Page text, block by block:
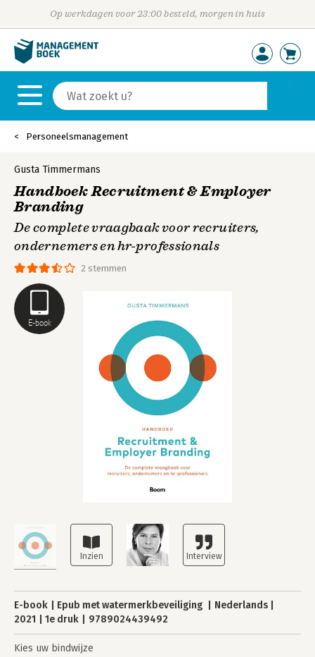
Op werkdagen voor 23:00 besteld, morgen in huis
Personeelsmanagement
E-book
2 stemmen
Gusta Timmermans
Handboek Recruitment & Employer
Branding
De complete vraagbaak voor recruiters,
ondernemers en hr-professionals
E-book Epub met watermerkbeveiliging
Nederlands
2021
1e druk 9789024439492
Kies uw bindwijze